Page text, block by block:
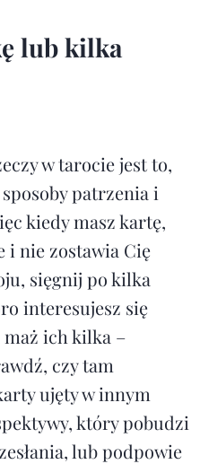
lub kilka
w tarocie jest to,
patrzenia i
kiedy masz kartę,
i nie zostawia Cię
sięgnij po kilka
interesujesz się
ich kilka –
czy tam
ujęty w innym
który pobudzi
lub podpowie